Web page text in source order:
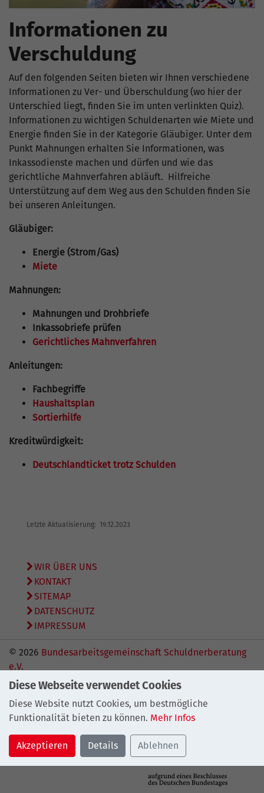
Informationen zu
Verschuldung
Auf den folgenden Seiten bieten wir Ihnen verschiedene
Informationen zu Ver- und Überschuldung (wo hier der
Unterschied liegt, finden Sie im unten verlinkten Quiz).
Informationen zu wichtigen Schuldenarten wie Miete und
Energie finden Sie in der Kategorie Gläubiger. Unter dem
Punkt Mahnungen erhalten Sie Informationen, was
Inkassodienste machen und dürfen und wie das
gerichtliche Mahnverfahren abläuft. Hilfreiche
Unterstützung auf dem Weg aus den Schulden finden Sie
bei unseren Anleitungen.
Gläubiger:
Energie (Strom/Gas)
Miete
Mahnungen:
Mahnungen und Drohbriefe
Inkassobriefe prüfen
Gerichtliches Mahnverfahren
Anleitungen:
Fachbegriffe
Haushaltsplan
Sortierhilfe
Kreditwürdigkeit:
Deutschlandticket trotz Schulden
Letzte Aktualisierung: 19.12.2023
WIR ÜBER UNS
KONTAKT
SITEMAP
DATENSCHUTZ
IMPRESSUM
© 2026 Bundesarbeitsgemeinschaft Schuldnerberatung
e.V.
Diese Webseite verwendet Cookies
Diese Website nutzt Cookies, um bestmögliche
Funktionalität bieten zu können. Mehr Infos
Akzeptieren Details Ablehnen